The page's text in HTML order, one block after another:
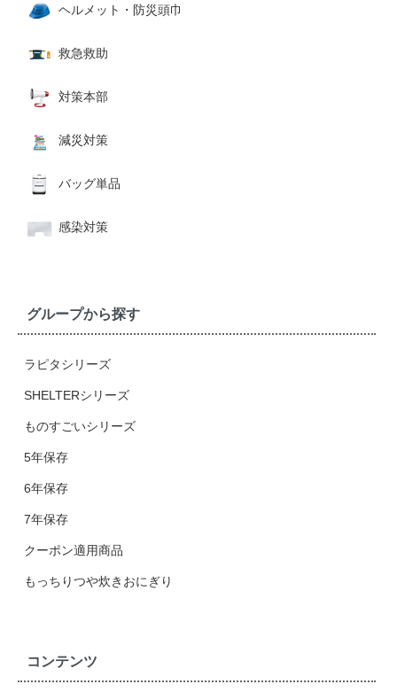
ヘルメット・防災頭巾
救急救助
対策本部
減災対策
バッグ単品
感染対策
グループから探す
ラピタシリーズ
SHELTERシリーズ
ものすごいシリーズ
5年保存
6年保存
7年保存
クーポン適用商品
もっちりつや炊きおにぎり
コンテンツ